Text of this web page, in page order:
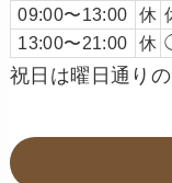
09:00〜13:00
休
13:00〜21:00
休
祝日は曜日通り